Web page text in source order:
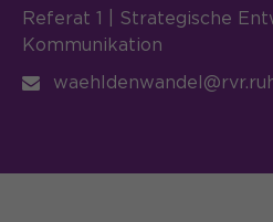
Referat 1 | Strategische
Kommunikation